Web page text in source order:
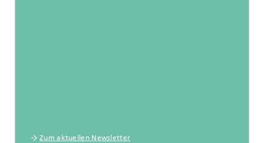
Zum aktuellen Newsletter